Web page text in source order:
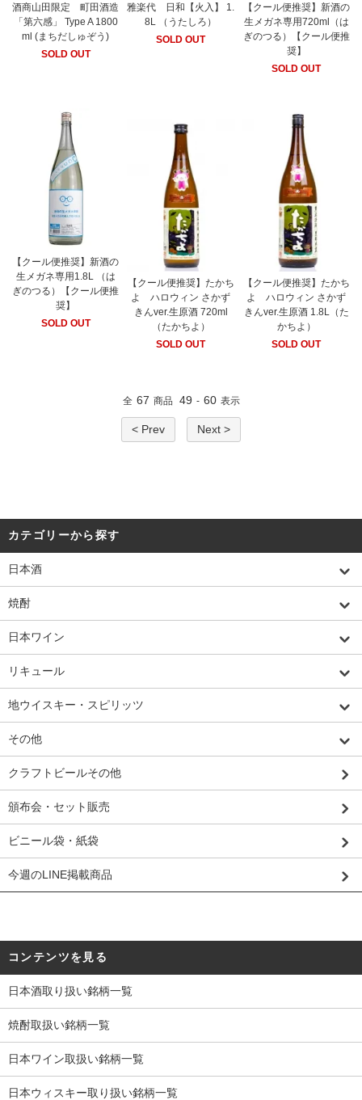
酒商山田限定 町田酒造
「第六感」 Type A 1800
ml (まちだしゅぞう)
SOLD OUT
雅楽代 日和【火入】 1.
8L （うたしろ）
SOLD OUT
【クール便推奨】新酒の
生メガネ専用720ml（は
ぎのつる）【クール便推
奨】
SOLD OUT
【クール便推奨】新酒の
生メガネ専用1.8L （は
ぎのつる）【クール便推
奨】
SOLD OUT
【クール便推奨】たかち
よ ハロウィン さかず
きんver.生原酒 720ml
（たかちよ）
SOLD OUT
【クール便推奨】たかち
よ ハロウィン さかず
きんver.生原酒 1.8L（た
かちよ）
SOLD OUT
全 67 商品 49 - 60 表示
< Prev Next >
カテゴリーから探す
日本酒
焼酎
日本ワイン
リキュール
地ウイスキー・スピリッツ
その他
クラフトビールその他
頒布会・セット販売
ビニール袋・紙袋
今週のLINE掲載商品
コンテンツを見る
日本酒取り扱い銘柄一覧
焼酎取扱い銘柄一覧
日本ワイン取扱い銘柄一覧
日本ウィスキー取り扱い銘柄一覧